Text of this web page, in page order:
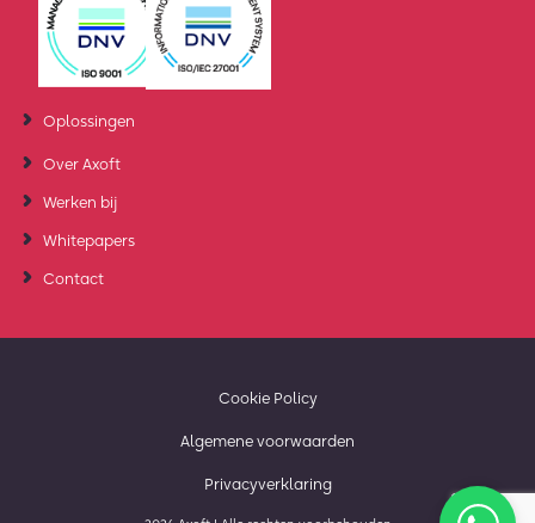
Oplossingen
Over Axoft
Werken bij
Whitepapers
Contact
Cookie Policy
Algemene voorwaarden
Privacyverklaring